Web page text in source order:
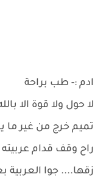
ادم :- طب براحة
لا حول ولا قوة الا
تميم خرج من غير ما
راح وقف قدام
زقها.... جوا العربية